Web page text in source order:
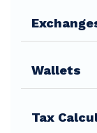
Wallets
Tax